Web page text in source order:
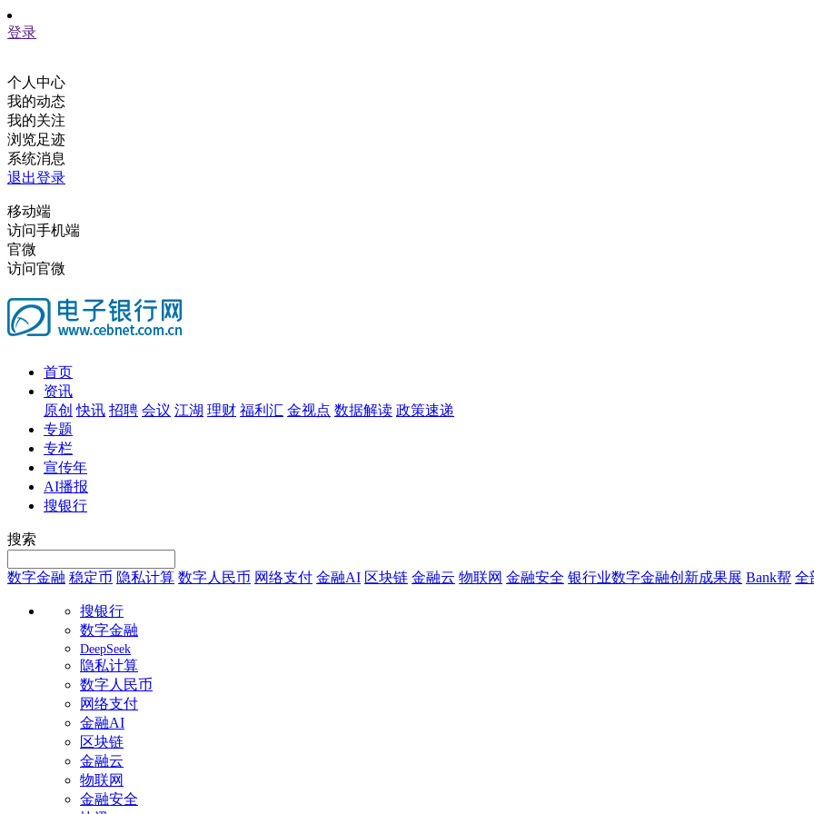
登录
个人中心
我的动态
我的关注
浏览足迹
系统消息
退出登录
移动端
访问手机端
官微
访问官微
首页
资讯
原创 快讯 招聘 会议 江湖 理财 福利汇 金视点 数据解读 政策速递
专题
专栏
宣传年
AI播报
搜银行
搜索
数字金融 稳定币 隐私计算 数字人民币 网络支付 金融AI 区块链 金融云 物联网 金融安全 银行业数字金融创新成果展 Bank帮 全
搜银行
数字金融
DeepSeek
隐私计算
数字人民币
网络支付
金融AI
区块链
金融云
物联网
金融安全